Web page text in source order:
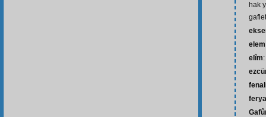
hak
elem
elîm